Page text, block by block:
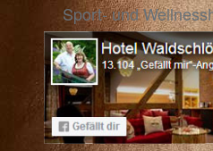
Sport- und